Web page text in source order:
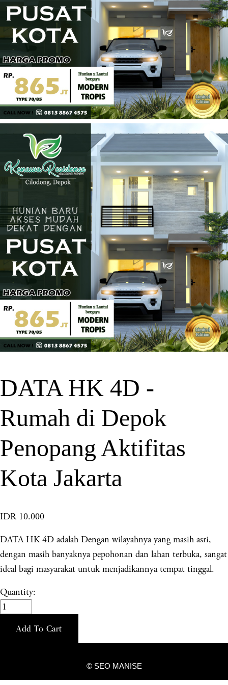
DATA HK 4D -
Rumah di Depok
Penopang Aktifitas
Kota Jakarta
IDR 10.000
DATA HK 4D adalah Dengan wilayahnya yang masih asri,
dengan masih banyaknya pepohonan dan lahan terbuka, sangat
ideal bagi masyarakat untuk menjadikannya tempat tinggal.
Quantity:
Add To Cart
© SEO MANISE